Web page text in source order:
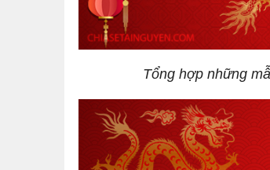
Tổng hợp những